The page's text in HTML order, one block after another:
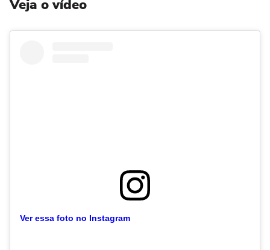
Veja o vídeo
Ver essa foto no Instagram